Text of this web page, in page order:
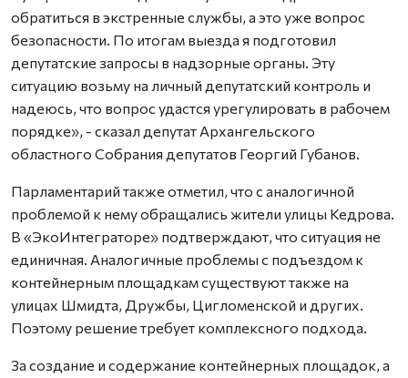
обратиться в экстренные службы, а это уже вопрос
безопасности. По итогам выезда я подготовил
депутатские запросы в надзорные органы. Эту
ситуацию возьму на личный депутатский контроль и
надеюсь, что вопрос удастся урегулировать в рабочем
порядке», - сказал депутат Архангельского
областного Собрания депутатов Георгий Губанов.
Парламентарий также отметил, что с аналогичной
проблемой к нему обращались жители улицы Кедрова.
В «ЭкоИнтеграторе» подтверждают, что ситуация не
единичная. Аналогичные проблемы с подъездом к
контейнерным площадкам существуют также на
улицах Шмидта, Дружбы, Цигломенской и других.
Поэтому решение требует комплексного подхода.
За создание и содержание контейнерных площадок, а